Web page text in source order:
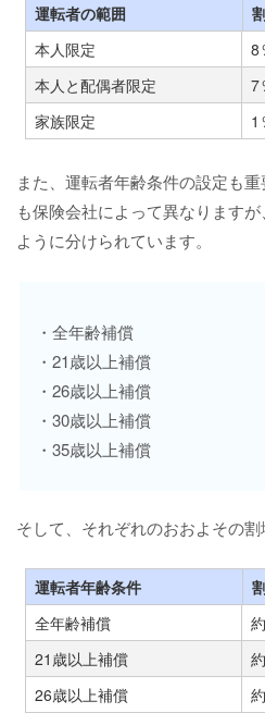
運転者の範囲
本人限定
8
本人と配偶者限定
7
家族限定
1
また、運転者年齢条件の設定も
も保険会社によって異なります
ように分けられています。
・全年齢補償
・21歳以上補償
・26歳以上補償
・30歳以上補償
・35歳以上補償
そして、それぞれのおおよその割
運転者年齢条件
全年齢補償
21歳以上補償
26歳以上補償